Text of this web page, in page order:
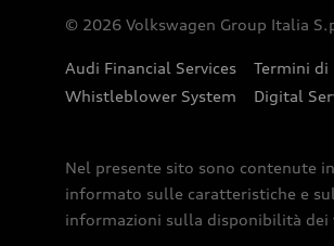
© 2026 Volkswagen Group Italia
Audi Financial Services Termini di
Whistleblower System
Digital
Nel presente sito sono contenute
informato sulle caratteristiche e
informazioni sulla disponibilità dei